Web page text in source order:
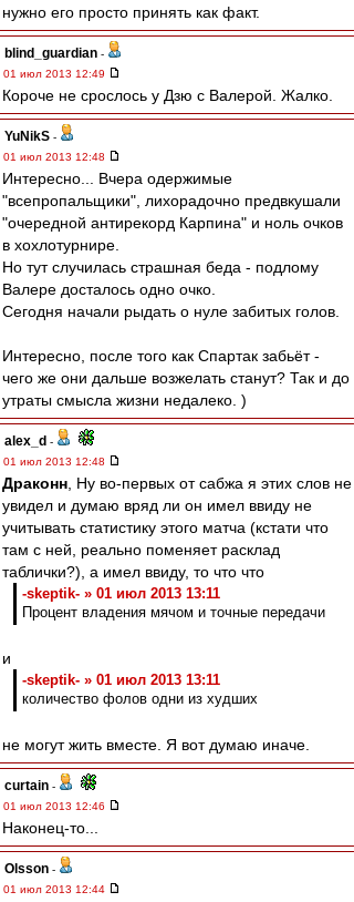
нужно его просто принять как факт.
blind_guardian -
01 июл 2013 12:49
Короче не срослось у Дзю с Валерой. Жалко.
YuNikS -
01 июл 2013 12:48
Интересно... Вчера одержимые
"всепропальщики", лихорадочно предвкушали
"очередной антирекорд Карпина" и ноль очков
в хохлотурнире.
Но тут случилась страшная беда - подлому
Валере досталось одно очко.
Сегодня начали рыдать о нуле забитых голов.
Интересно, после того как Спартак забьёт -
чего же они дальше возжелать станут? Так и до
утраты смысла жизни недалеко. )
alex_d -
01 июл 2013 12:48
Драконн , Ну во-первых от сабжа я этих слов не
увидел и думаю вряд ли он имел ввиду не
учитывать статистику этого матча (кстати что
там с ней, реально поменяет расклад
таблички?), а имел ввиду, то что что
-skeptik- » 01 июл 2013 13:11
Процент владения мячом и точные передачи
и
-skeptik- » 01 июл 2013 13:11
количество фолов одни из худших
не могут жить вместе. Я вот думаю иначе.
curtain -
01 июл 2013 12:46
Наконец-то...
Olsson -
01 июл 2013 12:44